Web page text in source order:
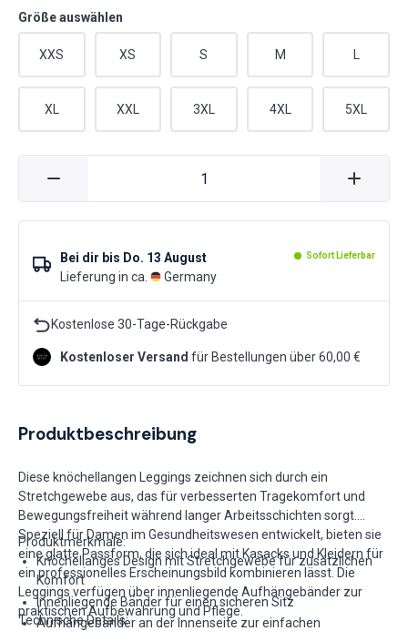
Größe auswählen
XXS XS S M
XL XXL 3XL 4XL 5XL
Bei dir bis Do. 13 August Sofort Lieferbar
Lieferung in ca. Germany
Kostenlose 30-Tage-Rückgabe
Kostenloser Versand für Bestellungen über 60,00 €
Produktbeschreibung
Diese knöchellangen Leggings zeichnen sich durch ein
Stretchgewebe aus, das für verbesserten Tragekomfort und
Bewegungsfreiheit während langer Arbeitsschichten sorgt.
Speziell für Damen im Gesundheitswesen entwickelt, bieten sie
eine glatte Passform, die sich ideal mit Kasacks und Kleidern für
ein professionelles Erscheinungsbild kombinieren lässt. Die
Leggings verfügen über innenliegende Aufhängebänder zur
praktischen Aufbewahrung und Pflege.
Produktmerkmale:
Knöchellanges Design mit Stretchgewebe für zusätzlichen
Komfort
Innenliegende Bänder für einen sicheren Sitz
Aufhängebänder an der Innenseite zur einfachen
Technische Details: